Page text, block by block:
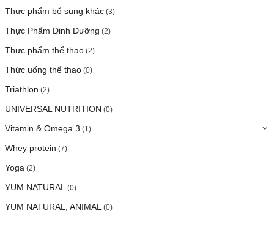
Thực phẩm bổ sung khác (3)
Thực Phẩm Dinh Dưỡng (2)
Thực phẩm thể thao (2)
Thức uống thể thao (0)
Triathlon (2)
UNIVERSAL NUTRITION (0)
Vitamin & Omega 3 (1)
Whey protein (7)
Yoga (2)
YUM NATURAL (0)
YUM NATURAL, ANIMAL (0)